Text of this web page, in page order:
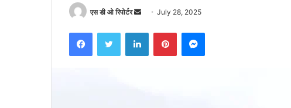
एस डी ओ रिपोर्टर
SendJuly 28, 2025
FacebookTwitter LinkedInPinterestMessenger